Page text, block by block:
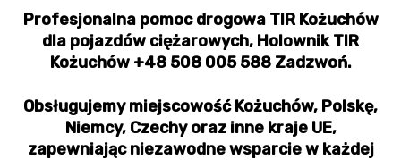
Profesjonalna pomoc drogowa TIR Kożuchów
dla pojazdów ciężarowych, Holownik TIR
Kożuchów +48 508 005 588 Zadzwoń.
Obsługujemy miejscowość Kożuchów, Polskę,
Niemcy, Czechy oraz inne kraje UE,
zapewniając niezawodne wsparcie w każdej